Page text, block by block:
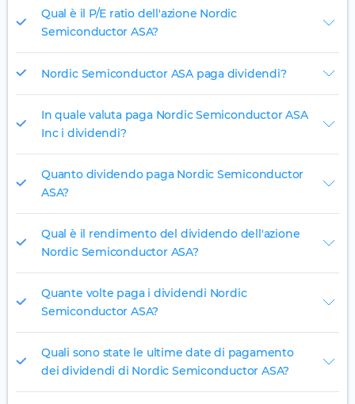
Qual è il P/E ratio dell'azione Nordic
Semiconductor ASA?
Nordic Semiconductor ASA paga dividendi?
In quale valuta paga Nordic Semiconductor ASA
Inc i dividendi?
Quanto dividendo paga Nordic Semiconductor
ASA?
Qual è il rendimento del dividendo dell'azione
Nordic Semiconductor ASA?
Quante volte paga i dividendi Nordic
Semiconductor ASA?
Quali sono state le ultime date di pagamento
dei dividendi di Nordic Semiconductor ASA?